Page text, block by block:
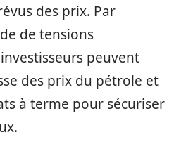
des prix. Par
de tensions
peuvent
des prix du pétrole et
à terme pour sécuriser